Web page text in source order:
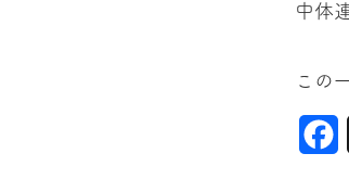
中体
この